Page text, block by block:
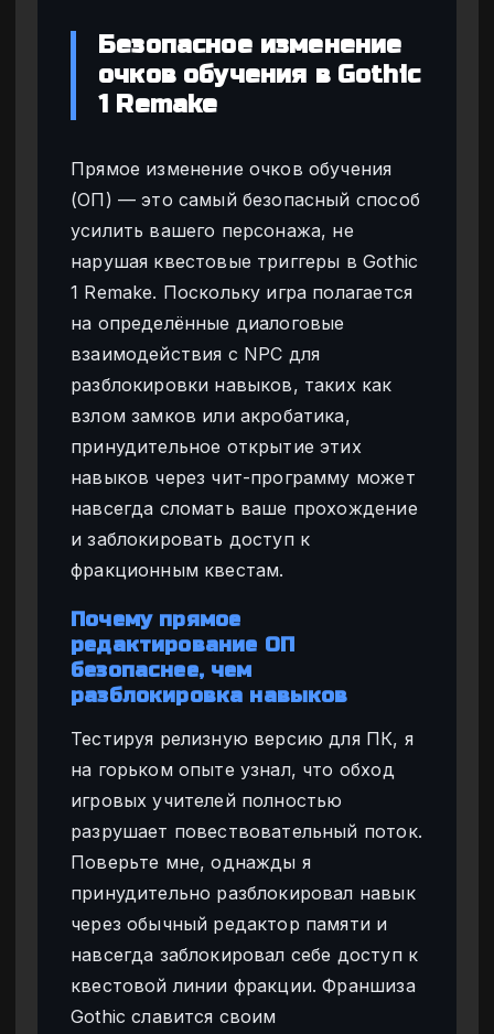
Безопасное изменение
очков обучения в Gothic
1 Remake
Прямое изменение очков обучения
(ОП) — это самый безопасный способ
усилить вашего персонажа, не
нарушая квестовые триггеры в Gothic
1 Remake. Поскольку игра полагается
на определённые диалоговые
взаимодействия с NPC для
разблокировки навыков, таких как
взлом замков или акробатика,
принудительное открытие этих
навыков через чит-программу может
навсегда сломать ваше прохождение
и заблокировать доступ к
фракционным квестам.
Почему прямое
редактирование ОП
безопаснее, чем
разблокировка навыков
Тестируя релизную версию для ПК, я
на горьком опыте узнал, что обход
игровых учителей полностью
разрушает повествовательный поток.
Поверьте мне, однажды я
принудительно разблокировал навык
через обычный редактор памяти и
навсегда заблокировал себе доступ к
квестовой линии фракции. Франшиза
Gothic славится своим